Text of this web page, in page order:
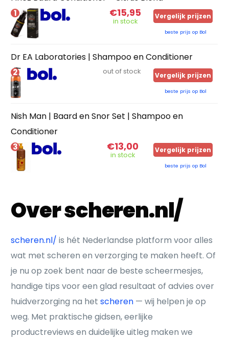
1 €15,95
in stock
Vergelijk prijzen
beste prijs op Bol
Dr EA Laboratories | Shampoo en Conditioner
2 out of stock Vergelijk prijzen
beste prijs op Bol
Nish Man | Baard en Snor Set | Shampoo en
Conditioner
3 €13,00
in stock
Vergelijk prijzen
beste prijs op Bol
Over scheren.nl/
scheren.nl/ is hét Nederlandse platform voor alles
wat met scheren en verzorging te maken heeft. Of
je nu op zoek bent naar de beste scheermesjes,
handige tips voor een glad resultaat of advies over
huidverzorging na hetscheren — wij helpen je op
weg. Met praktische gidsen, eerlijke
productreviews en duidelijke uitleg maken we